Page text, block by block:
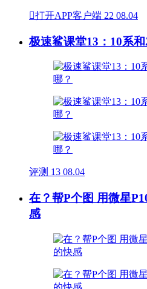
打开APP客户端 22 08.04
极速鲨课堂13：10系
评测 13 08.04
在？帮P个图 用微星
感